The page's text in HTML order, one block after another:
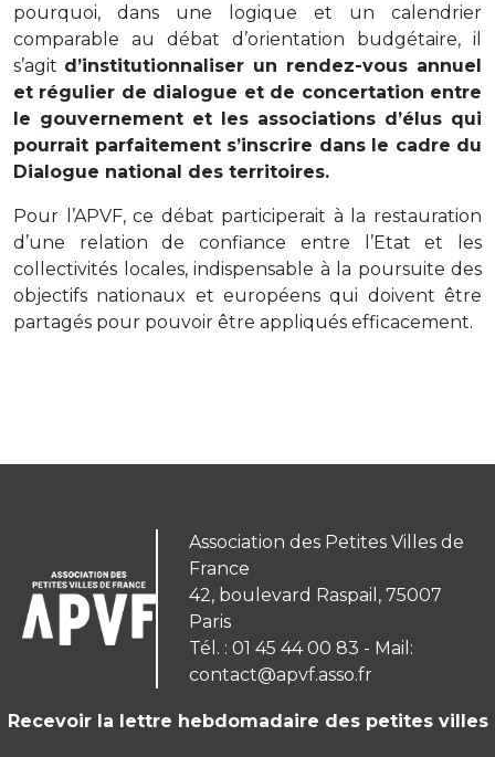
pourquoi, dans une logique et un calendrier
comparable au débat d’orientation budgétaire, il
s’agit d’institutionnaliser un rendez-vous annuel
et régulier de dialogue et de concertation entre
le gouvernement et les associations d’élus qui
pourrait parfaitement s’inscrire dans le cadre du
Dialogue national des territoires.
Pour l’APVF, ce débat participerait à la restauration
d’une relation de confiance entre l’Etat et les
collectivités locales, indispensable à la poursuite des
objectifs nationaux et européens qui doivent être
partagés pour pouvoir être appliqués efficacement.
Association des Petites Villes de
France
42, boulevard Raspail, 75007
Paris
Tél. : 01 45 44 00 83 - Mail:
contact@apvf.asso.fr
Recevoir la lettre hebdomadaire des petites villes